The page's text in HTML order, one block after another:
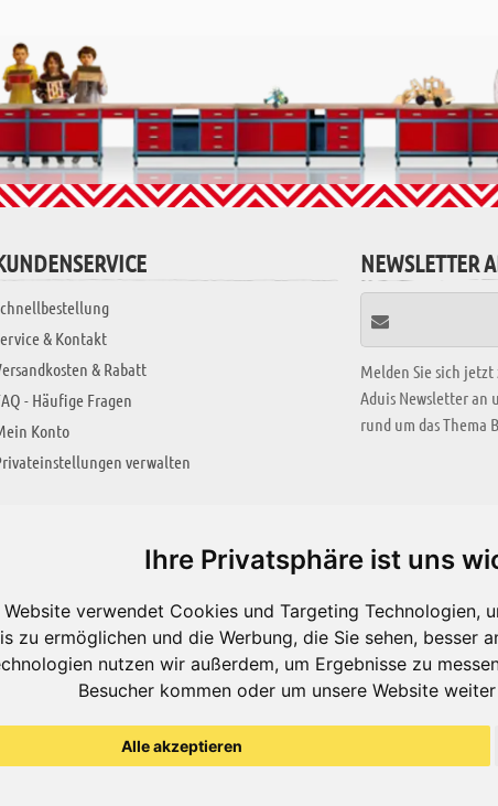
Ihre Privatsphäre ist uns
Website verwendet Cookies und Targeting Technologien,
zu ermöglichen und die Werbung, die Sie sehen, besser
nutzen wir außerdem, um Ergebnisse zu
Besucher kommen oder um unsere Website
Alle akzeptieren
& Kontakt
& Rabatt
- Häufige Fragen
Konto
verwalten
NEWSLETTER
Melden Sie sich
Aduis Newsletter an
rund um das Thema
KREATIV ZONE
Alle Videos
Bastelideen
Arbeitsblätter